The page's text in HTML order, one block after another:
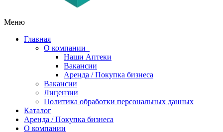
Меню
Главная
О компании
Наши Аптеки
Вакансии
Аренда / Покупка бизнеса
Вакансии
Лицензии
Политика обработки персональных данных
Каталог
Аренда / Покупка бизнеса
О компании